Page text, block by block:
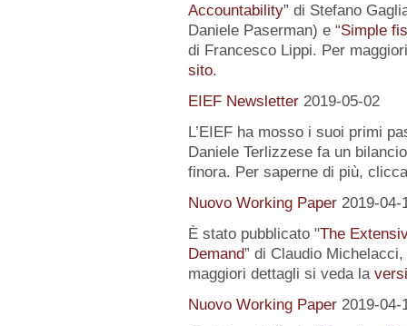
Accountability” di Stefano
Daniele Paserman) e “Simple
di Francesco Lippi. Per
sito.
EIEF Newsletter 2019-05-02
L’EIEF ha mosso i suoi primi
Daniele Terlizzese fa un
finora. Per saperne di più,
Nuovo Working Paper 2019-04-
È stato pubblicato "The
Demand” di Claudio
maggiori dettagli si veda la
Nuovo Working Paper 2019-04-